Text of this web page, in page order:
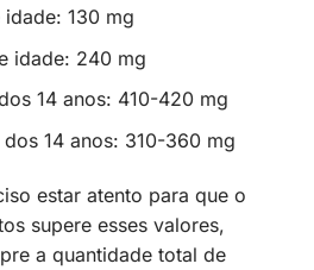
130 mg
idade: 240 mg
14 anos: 410-420 mg
14 anos: 310-360 mg
estar atento para que o
supere esses valores,
a quantidade total de